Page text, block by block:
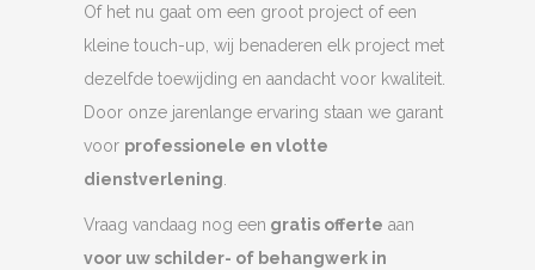
Of het nu gaat om een groot project of een
kleine touch-up, wij benaderen elk project met
dezelfde toewijding en aandacht voor kwaliteit.
Door onze jarenlange ervaring staan we garant
voor professionele en vlotte
dienstverlening.
Vraag vandaag nog een gratis offerte aan
voor uw schilder- of behangwerk in